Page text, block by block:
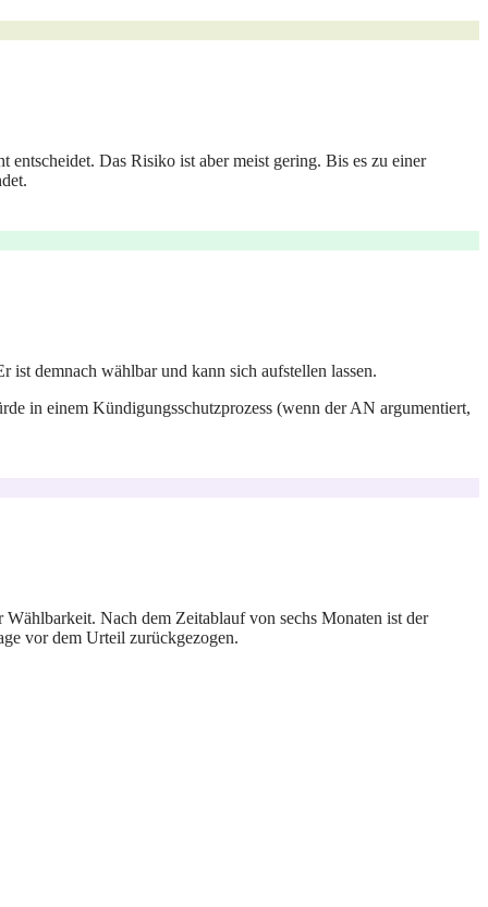
Das Risiko ist aber meist gering. Bis es zu einer
demnach wählbar und kann sich aufstellen lassen.
in einem Kündigungsschutzprozess (wenn der AN argumentiert,
Nach dem Zeitablauf von sechs Monaten ist der
vor dem Urteil zurückgezogen.